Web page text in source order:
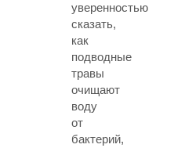
уверенностью
сказать,
как
подводные
травы
очищают
воду
от
бактерий,